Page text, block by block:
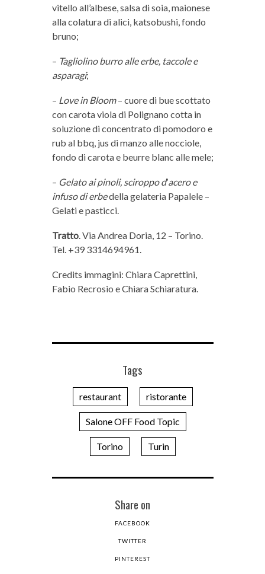
vitello all’albese, salsa di soia, maionese
alla colatura di alici, katsobushi, fondo
bruno;
– Tagliolino burro alle erbe, taccole e
asparagi;
– Love in Bloom– cuore di bue scottato
con carota viola di Polignano cotta in
soluzione di concentrato di pomodoro e
rub al bbq, jus di manzo alle nocciole,
fondo di carota e beurre blanc alle mele;
– Gelato ai pinoli, sciroppo d’acero e
infuso di erbedella gelateria Papalele –
Gelati e pasticci.
Tratto. Via Andrea Doria, 12 – Torino.
Tel. +39 3314694961.
Credits immagini: Chiara Caprettini,
Fabio Recrosio e Chiara Schiaratura.
Tags
restaurant ristorante
Salone OFF Food Topic
Torino Turin
Share on
FACEBOOK
TWITTER
PINTEREST